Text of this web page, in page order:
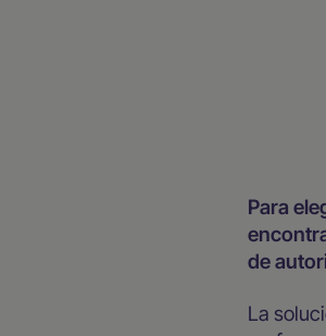
Para
de
La